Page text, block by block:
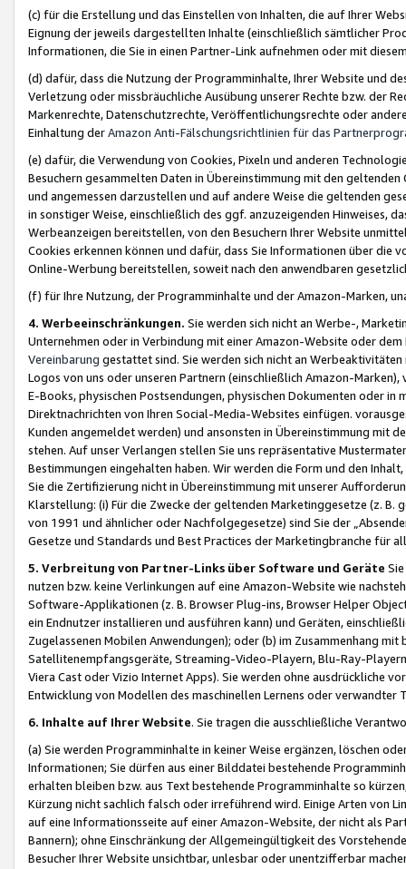
(c) für die Erstellung und das Einstellen von Inhalten, die auf Ihrer
Eignung der jeweils dargestellten Inhalte (einschließlich sämtlicher
Informationen, die Sie in einen Partner-Link aufnehmen oder mit
(d) dafür, dass die Nutzung der Programminhalte, Ihrer Website und
Verletzung oder missbräuchliche Ausübung unserer Rechte bzw. der
Markenrechte, Datenschutzrechte, Veröffentlichungsrechte oder
Einhaltung derAmazon Anti-Fälschungsrichtlinien für das
(e) dafür, die Verwendung von Cookies, Pixeln und anderen
Besuchern gesammelten Daten in Übereinstimmung mit den
und angemessen darzustellen und auf andere Weise die geltenden
in sonstiger Weise, einschließlich des ggf. anzuzeigenden Hinweises,
Werbeanzeigen bereitstellen, von den Besuchern Ihrer Website
Cookies erkennen können und dafür, dass Sie Informationen über die
Online-Werbung bereitstellen, soweit nach den anwendbaren
(f) für Ihre Nutzung, der Programminhalte und der Amazon-Marken,
4. Werbeeinschränkungen. Sie werden sich nicht an Werbe-,
Unternehmen oder in Verbindung mit einer Amazon-Website oder
Vereinbarung gestattet sind. Sie werden sich nicht an
Logos von uns oder unseren Partnern (einschließlich Amazon-
E-Books, physischen Postsendungen, physischen Dokumenten oder in
Direktnachrichten von Ihren Social-Media-Websites einfügen.
Kunden angemeldet werden) und ansonsten in Übereinstimmung mit
stehen. Auf unser Verlangen stellen Sie uns repräsentative
Bestimmungen eingehalten haben. Wir werden die Form und den
Sie die Zertifizierung nicht in Übereinstimmung mit unserer
Klarstellung: (i) Für die Zwecke der geltenden Marketinggesetze (z. B.
von 1991 und ähnlicher oder Nachfolgegesetze) sind Sie der
Gesetze und Standards und Best Practices der Marketingbranche für
5. Verbreitung von Partner-Links über Software und Geräte
nutzen bzw. keine Verlinkungen auf eine Amazon-Website wie
Software-Applikationen (z. B. Browser Plug-ins, Browser Helper
ein Endnutzer installieren und ausführen kann) und Geräten,
Zugelassenen Mobilen Anwendungen); oder (b) im Zusammenhang
Satellitenempfangsgeräte, Streaming-Video-Playern, Blu-Ray-
Viera Cast oder Vizio Internet Apps). Sie werden ohne ausdrückliche
Entwicklung von Modellen des maschinellen Lernens oder
6. Inhalte auf Ihrer Website. Sie tragen die ausschließliche
(a) Sie werden Programminhalte in keiner Weise ergänzen, löschen
Informationen; Sie dürfen aus einer Bilddatei bestehende
erhalten bleiben bzw. aus Text bestehende Programminhalte so
Kürzung nicht sachlich falsch oder irreführend wird. Einige Arten von
auf eine Informationsseite auf einer Amazon-Website, der nicht als
Bannern); ohne Einschränkung der Allgemeingültigkeit des
Besucher Ihrer Website unsichtbar, unlesbar oder unentzifferbar